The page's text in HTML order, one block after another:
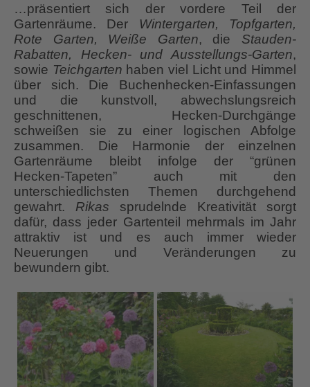
…präsentiert sich der vordere Teil der
Gartenräume. Der Wintergarten, Topfgarten,
Rote Garten, Weiße Garten, die Stauden-
Rabatten, Hecken- und Ausstellungs-Garten,
sowie Teichgarten haben viel Licht und Himmel
über sich. Die Buchenhecken-Einfassungen
und die kunstvoll, abwechslungsreich
geschnittenen, Hecken-Durchgänge
schweißen sie zu einer logischen Abfolge
zusammen. Die Harmonie der einzelnen
Gartenräume bleibt infolge der “grünen
Hecken-Tapeten” auch mit den
unterschiedlichsten Themen durchgehend
gewahrt. Rikas sprudelnde Kreativität sorgt
dafür, dass jeder Gartenteil mehrmals im Jahr
attraktiv ist und es auch immer wieder
Neuerungen und Veränderungen zu
bewundern gibt.